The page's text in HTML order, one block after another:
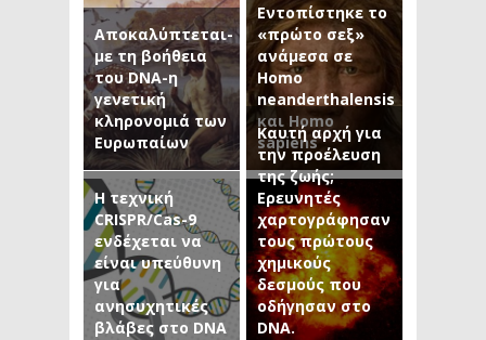
Aποκαλύπτεται-
με τη βοήθεια
του DNA-η
γενετική
κληρονομιά των
Ευρωπαίων
Εντοπίστηκε το
«πρώτο σεξ»
ανάμεσα σε
Homo
neanderthalensis
και Homo
sapiens
Η τεχνική
CRISPR/Cas-9
ενδέχεται να
είναι υπεύθυνη
για
ανησυχητικές
βλάβες στο DNA
Καυτή αρχή για
την προέλευση
της ζωής;
Ερευνητές
χαρτογράφησαν
τους πρώτους
χημικούς
δεσμούς που
οδήγησαν στο
DNA.